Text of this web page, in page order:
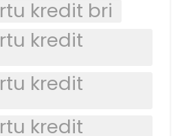
kredit bri
kredit
kredit
kredit